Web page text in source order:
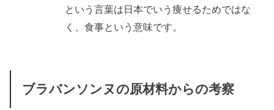
という言葉は日本でいう痩せるためではな
く、食事という意味です。
ブラバンソンヌの原材料からの考察